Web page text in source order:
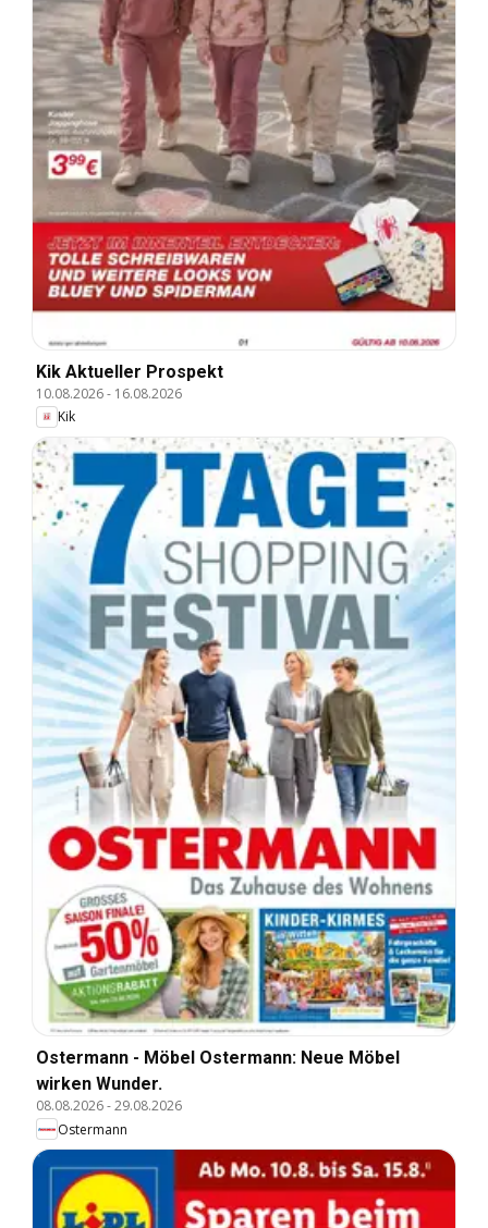
Kik Aktueller Prospekt
10.08.2026- 16.08.2026
Kik
Ostermann - Möbel Ostermann: Neue Möbel
wirken Wunder.
08.08.2026-29.08.2026
Ostermann